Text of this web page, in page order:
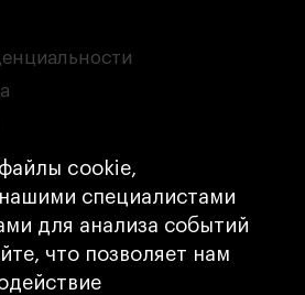
cookie,
специалистами
для анализа событий
что позволяет нам
с господдержкой
образовательной
ВО «Универсальный